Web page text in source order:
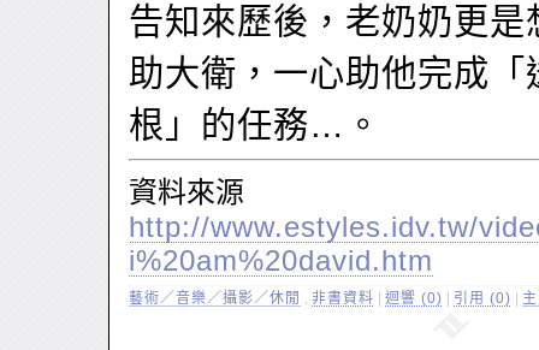
告知來歷後，老奶奶更是
助大衛，一心助他完成「
根」的任務…。
資料來源
http://www.estyles.idv.tw/
i%20am%20david.htm
藝術／音樂／攝影／休閒 非書資料 | 迴響 (0) | 引用 (0) |